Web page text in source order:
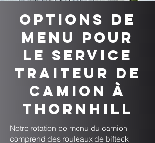
Options de
menu pour
le service
traiteur de
camion à
Thornhill
Notre rotation de menu du camion
comprend des rouleaux de bifteck